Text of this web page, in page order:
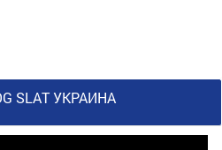
SLAT УКРАИНА